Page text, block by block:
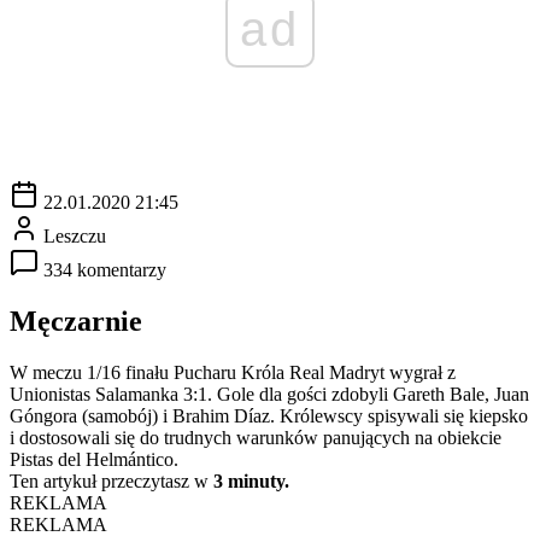
ad
22.01.2020 21:45
Leszczu
334 komentarzy
Męczarnie
W meczu 1/16 finału Pucharu Króla Real Madryt wygrał z
Unionistas Salamanka 3:1. Gole dla gości zdobyli Gareth Bale, Juan
Góngora (samobój) i Brahim Díaz. Królewscy spisywali się kiepsko
i dostosowali się do trudnych warunków panujących na obiekcie
Pistas del Helmántico.
Ten artykuł przeczytasz w 3 minuty.
REKLAMA
REKLAMA